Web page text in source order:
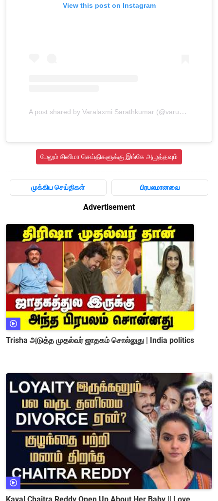
View this post on Instagram
A post shared by Varalaxmi Sarathkumar (@varusarathkumar)
மேலும் சினிமா செய்திகளுக்கு இங்கே அழுத்தவும்
முக்கிய செய்திகள் பிரபலமானவை
Advertisement
Trisha அடுத்த முதல்வர் ஜாதகம் சொல்லுது | India politics